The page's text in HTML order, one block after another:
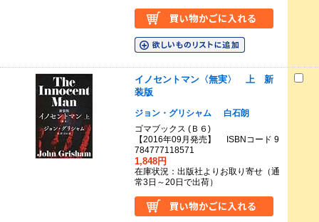
イノセントマン〈無実〉 上 新
装版
ジョン・グリシャム
白石朗
ゴマブックス (Ｂ６)
【2016年09月発売】 ISBNコード 9
784777118571
1,848円
在庫状況：出版社よりお取り寄せ（通
常3日～20日で出荷）